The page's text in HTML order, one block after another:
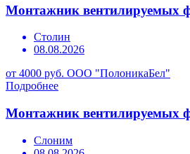
Монтажник вентилируемых
Столин
08.08.2026
от 4000 руб. ООО "ПолоникаБел"
Подробнее
Монтажник вентилируемых
Слоним